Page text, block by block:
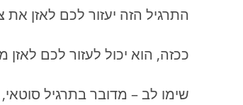
התרגיל הזה יעזור לכם לאזן
ככזה, הוא יכול לעזור לכם
שימו לב – מדובר בתרגיל